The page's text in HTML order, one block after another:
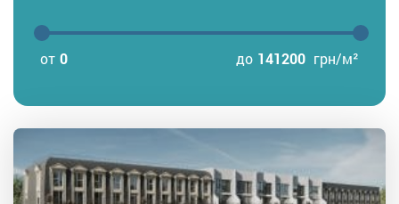
от 0 до 141200 грн/м²